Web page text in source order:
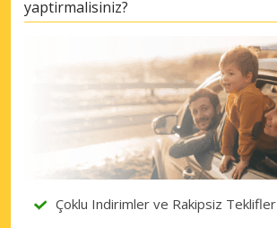
yaptirmalisiniz?
Çoklu Indirimler ve Rakipsiz Teklifler